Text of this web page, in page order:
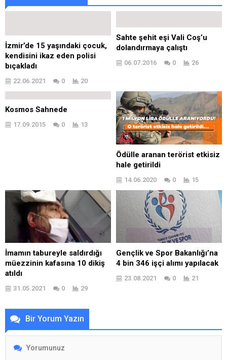
İzmir’de 15 yaşındaki çocuk,
kendisini ikaz eden polisi
bıçakladı
22.06.2021 0 20
Sahte şehit eşi Vali Coş’u
dolandırmaya çalıştı
06.07.2016 0 26
Kosmos Sahnede
17.09.2015 0 13
Ödülle aranan terörist etkisiz
hale getirildi
14.06.2020 0 15
İmamın tabureyle saldırdığı
müezzinin kafasına 10 dikiş
atıldı
31.05.2021 0 29
Gençlik ve Spor Bakanlığı’na
4 bin 346 işçi alımı yapılacak
23.08.2021 0 21
Bir Yorum Yazın